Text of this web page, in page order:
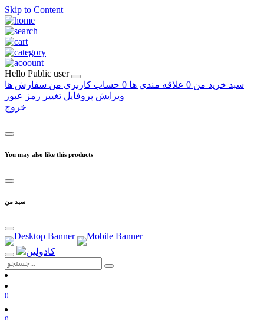
Skip to Content
Hello Public user
سبد خرید من 0 علاقه مندی ها 0 حساب کاربری من سفارش ها
ویرایش پروفایل تغییر رمز عبور
خروج
You may also like this products
سبد من
0